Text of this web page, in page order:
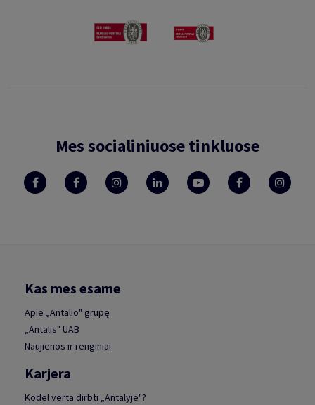
Mes socialiniuose tinkluose
Kas mes esame
Apie „Antalio" grupę
„Antalis" UAB
Naujienos ir renginiai
Karjera
Kodėl verta dirbti „Antalyje"?